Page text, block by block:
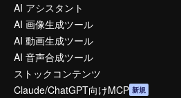
AI アシスタント
AI 画像生成ツール
AI 動画生成ツール
AI 音声合成ツール
ストックコンテンツ
Claude/ChatGPT向けMCP 新規